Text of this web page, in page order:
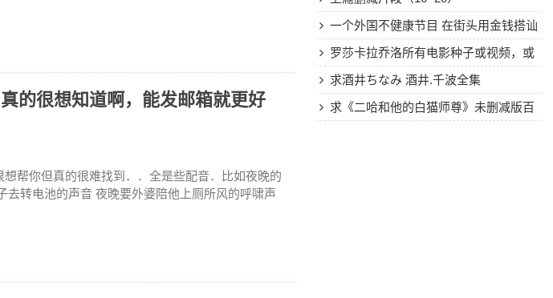
的很想知道啊，能发邮箱就更好
帮你但真的很难找到．．全是些配音．比如夜晚的
去转电池的声音 夜晚要外婆陪他上厕所风的呼啸声
一个外国不健康节目 在街头用金钱搭讪
美女罗莎卡拉乔洛所有电影种子或视频，或
下载连接发到3171913993@qq.com
求酒井ちなみ 酒井.千波全集
求《二哈和他的白猫师尊》未删减版百